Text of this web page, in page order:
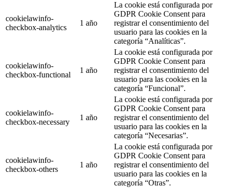
cookielawinfo-
checkbox-analytics
1 año
La cookie está configurada por
GDPR Cookie Consent para
registrar el consentimiento del
usuario para las cookies en la
categoría “Analíticas”.
cookielawinfo-
checkbox-functional
1 año
La cookie está configurada por
GDPR Cookie Consent para
registrar el consentimiento del
usuario para las cookies en la
categoría “Funcional”.
cookielawinfo-
checkbox-necessary
1 año
La cookie está configurada por
GDPR Cookie Consent para
registrar el consentimiento del
usuario para las cookies en la
categoría “Necesarias”.
cookielawinfo-
checkbox-others
1 año
La cookie está configurada por
GDPR Cookie Consent para
registrar el consentimiento del
usuario para las cookies en la
categoría “Otras”.